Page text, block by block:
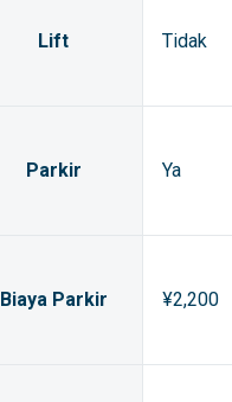
Lift Tidak
Parkir Ya
Biaya Parkir ¥2,200